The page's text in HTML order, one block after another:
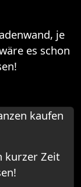
je
es schon
kurzer Zeit